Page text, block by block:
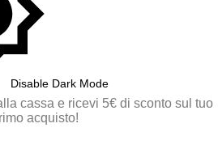
Disable Dark Mode
cassa e ricevi 5€ di sconto sul tuo
acquisto!